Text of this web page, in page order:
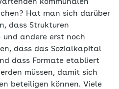
kommunalen
Hat man sich darüber
dass Strukturen
andere erst noch
dass das Sozialkapital
dass Formate etabliert
müssen, damit sich
beteiligen können. Viele